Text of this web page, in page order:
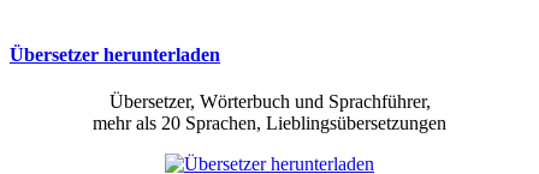
Übersetzer herunterladen
Übersetzer, Wörterbuch und Sprachführer,
mehr als 20 Sprachen, Lieblingsübersetzungen